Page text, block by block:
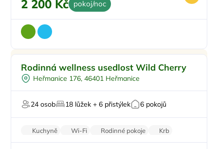
2 200 Kč pokoj/noc
Koupací sud
Polopenze
Pro svatby a oslavy
Rodinná wellness usedlost Wild Cherry
Heřmanice 176, 46401 Heřmanice
24 osob 18 lůžek + 6 přistýlek 6 pokojů
Kuchyně Wi-Fi Rodinné pokoje
Krb
Zvířata povolena